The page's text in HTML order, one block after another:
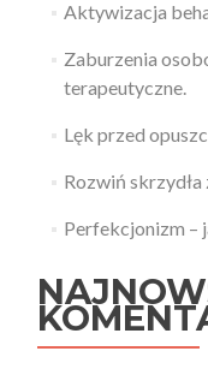
Aktywizacja
Zaburzenia
terapeutyczne.
Lęk przed
Rozwiń
Perfekcjonizm –